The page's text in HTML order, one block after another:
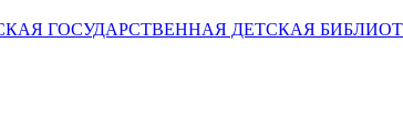
ГОСУДАРСТВЕННАЯ ДЕТСКАЯ